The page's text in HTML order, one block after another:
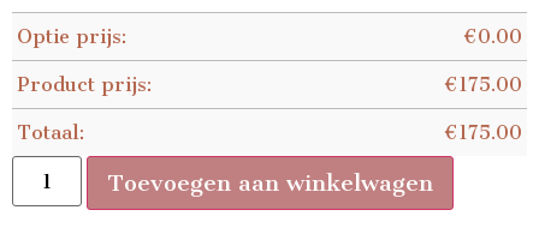
Optie prijs: €0.00
Product prijs: €175.00
Totaal: €175.00
Toevoegen aan winkelwagen